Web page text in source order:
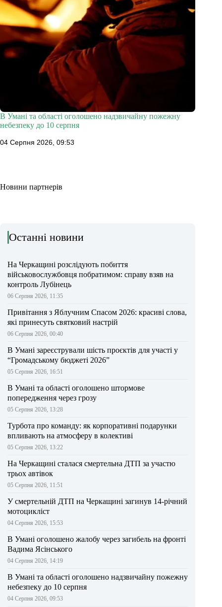
В Умані та області оголошено надзвичайну пожежну
небезпеку до 10 серпня
04 Серпня 2026, 09:53
Новини партнерів
Останні новини
На Черкащині розслідують побиття
військовослужбовця побратимом: справу взяв на
контроль Лубінець
06 Серпня 2026, 11:35
Привітання з Яблучним Спасом 2026: красиві слова,
які принесуть святковий настрій
06 Серпня 2026, 00:40
В Умані зареєстрували шість проєктів для участі у
“Громадському бюджеті 2026”
05 Серпня 2026, 16:51
В Умані та області оголошено штормове
попередження через грозу
05 Серпня 2026, 13:28
Турбота про команду: як корпоративні подарунки
впливають на атмосферу в колективі
05 Серпня 2026, 13:22
На Черкащині сталася смертельна ДТП за участю
трьох автівок
05 Серпня 2026, 11:51
У смертельній ДТП на Черкащині загинув 14-річний
мотоцикліст
04 Серпня 2026, 15:53
В Умані оголошено жалобу через загибель на фронті
Вадима Ясінського
04 Серпня 2026, 14:19
В Умані та області оголошено надзвичайну пожежну
небезпеку до 10 серпня
04 Серпня 2026, 09:53